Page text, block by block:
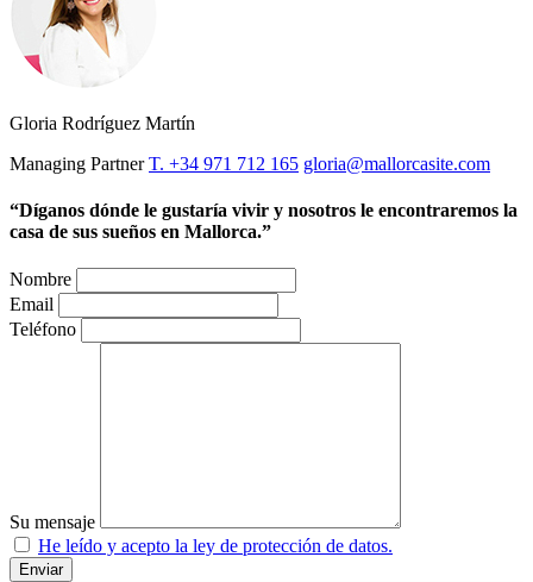
Gloria Rodríguez Martín
Managing Partner T. +34 971 712 165 gloria@mallorcasite.com
“Díganos dónde le gustaría vivir y nosotros le encontraremos la
casa de sus sueños en Mallorca.”
Nombre
Email
Teléfono
Su mensaje
He leído y acepto la ley de protección de datos.